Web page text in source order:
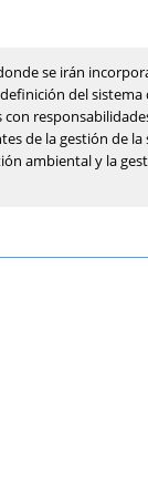
se irán
del
de la gestión de
ambiental y la